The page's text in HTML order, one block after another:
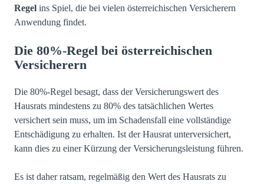
Regel ins Spiel, die bei vielen österreichischen Versicherern
Anwendung findet.
Die 80%-Regel bei österreichischen
Versicherern
Die 80%-Regel besagt, dass der Versicherungswert des
Hausrats mindestens zu 80% des tatsächlichen Wertes
versichert sein muss, um im Schadensfall eine vollständige
Entschädigung zu erhalten. Ist der Hausrat unterversichert,
kann dies zu einer Kürzung der Versicherungsleistung führen.
Es ist daher ratsam, regelmäßig den Wert des Hausrats zu